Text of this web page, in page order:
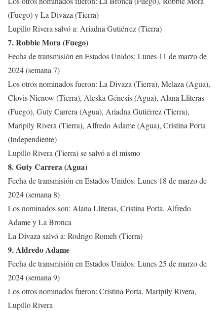
(Fuego) y La Divaza (Tierra)
Lupillo Rivera salvó a: Ariadna Gutiérrez (Tierra)
7. Robbie Mora (Fuego)
Fecha de transmisión en Estados Unidos: Lunes 11 de marzo de
2024 (semana 7)
Los otros nominados fueron: La Divaza (Tierra), Melaza (Agua),
Clovis Nienow (Tierra), Aleska Génesis (Agua), Alana Lliteras
(Fuego), Guty Carrera (Agua), Ariadna Gutiérrez (Tierra),
Maripily Rivera (Tierra), Alfredo Adame (Agua), Cristina Porta
(Independiente)
Lupillo Rivera (Tierra) se salvó a él mismo
8. Guty Carrera (Agua)
Fecha de transmisión en Estados Unidos: Lunes 18 de marzo de
2024 (semana 8)
Los nominados son: Alana Lliteras, Cristina Porta, Alfredo
Adame y La Bronca
La Divaza salvó a: Rodrigo Romeh (Tierra)
9. Aldredo Adame
Fecha de transmisión en Estados Unidos: Lunes 25 de marzo de
2024 (semana 9)
Los otros nominados fueron: Cristina Porta, Maripily Rivera,
Lupillo Rivera